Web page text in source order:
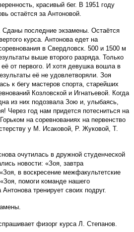
красивый бег. В 1951 году
остаётся за Антоновой.
Сданы последние экзамены. Остаётся
курса. Антонова едет на
в Свердловск. 500 и 1500 м
выше второго разряда. Только
от первого. И хотя девушка вошла в
её не удовлетворяли. Зоя
к бегу мастеров спорта, старейших
Козловской и Игнатьевой. Когда
из них подозвала Зою и, улыбаясь,
Через год нам придется потесниться на
на соревнованиях на первенство
у М. Исаковой, Р. Жуковой, Т.
очутилась в дружной студенческой
новости: «Зоя, завтра
в воскресение межфакультетские
помоги команде нашего
тренирует своих подруг.
физорг курса Л. Степанов.